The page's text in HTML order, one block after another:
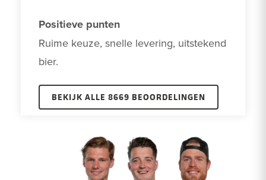
Positieve punten
Ruime keuze, snelle levering, uitstekend
bier.
BEKIJK ALLE 8669 BEOORDELINGEN